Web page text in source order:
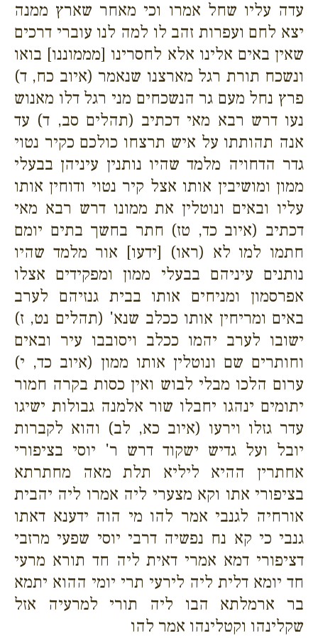
עדה עליו שחל אמרו וכי מאחר שארץ ממנה
יצא לחם ועפרות זהב לו למה לנו עוברי דרכים
שאין באים אלינו אלא לחסרינו [מממוננו] בואו
ונשכח תורת רגל מארצנו שנאמר (איוב כח, ד)
פרץ נחל מעם גר הנשכחים מני רגל דלו מאנוש
נעו דרש רבא מאי דכתיב (תהלים סב, ד) עד
אנה תהותתו על איש תרצחו כולכם כקיר נטוי
גדר הדחויה מלמד שהיו נותנין עיניהן בבעלי
ממון ומושיבין אותו אצל קיר נטוי ודוחין אותו
עליו ובאים ונוטלין את ממונו דרש רבא מאי
דכתיב (איוב כד, טז) חתר בחשך בתים יומם
חתמו למו לא (ראו) [ידעו] אור מלמד שהיו
נותנים עיניהם בבעלי ממון ומפקידים אצלו
אפרסמון ומניחים אותו בבית גנזיהם לערב
באים ומריחין אותו ככלב שנא' (תהלים נט, ז)
ישובו לערב יהמו ככלב ויסובבו עיר ובאים
וחותרים שם ונוטלין אותו ממון (איוב כד, י)
ערום הלכו מבלי לבוש ואין כסות בקרה חמור
יתומים ינהגו יחבלו שור אלמנה גבולות ישיגו
עדר גזלו וירעו (איוב כא, לב) והוא לקברות
יובל ועל גדיש ישקוד דרש ר' יוסי בציפורי
אחתרין ההיא ליליא תלת מאה מחתרתא
בציפורי אתו וקא מצערי ליה אמרו ליה יהבית
אורחיה לגנבי אמר להו מי הוה ידענא דאתו
גנבי כי קא נח נפשיה דרבי יוסי שפעי מרזבי
דציפורי דמא אמרי דאית ליה חד תורא מרעי
חד יומא דלית ליה לירעי תרי יומי ההוא יתמא
בר ארמלתא הבו ליה תורי למרעיה אזל
שקלינהו וקטלינהו אמר להו